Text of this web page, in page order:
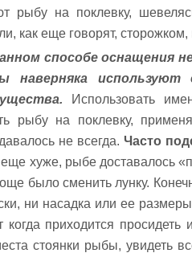
рыбу на поклевку,
как еще говорят,
способе оснащения
наверняка
Использовать
рыбу на поклевку,
не всегда. Часто
хуже, рыбе доставалось
было сменить лунку.
ни насадка или ее
приходится
стоянки рыбы, увидеть